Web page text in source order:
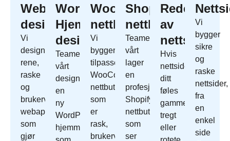
Webapp
design
Vi
designer
rene,
raske
og
brukervennlige
webapper
som
gjør
WordPress
Hjemmeside
design
Teamet
vårt
designer
en
ny
WordPress
hjemmeside
WooCommerce
nettbutikk
Vi
bygger
tilpassede
WooCommerce
nettbutikk
som
er
rask,
brukervennlig
Shopify
nettbutikk
Teamet
vårt
lager
en
profesjonell
Shopify
nettbutikk
som
ser
Redesign
av
nettside
Hvis
nettside
ditt
føles
gammelt,
tregt
eller
Vi
bygger
sikre
og
raske
nettsider,
fra
en
enkel
side